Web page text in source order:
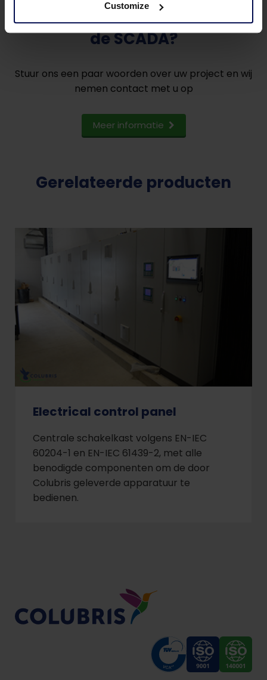
Customize
Wilt u meer informatie over
de SCADA?
Stuur ons een paar woorden over uw project en wij
nemen contact met u op
Meer informatie
Gerelateerde producten
Electrical control panel
Centrale schakelkast volgens EN-IEC
60204-1 en EN-IEC 61439-2, met alle
benodigde componenten om de door
Colubris geleverde apparatuur te
bedienen.